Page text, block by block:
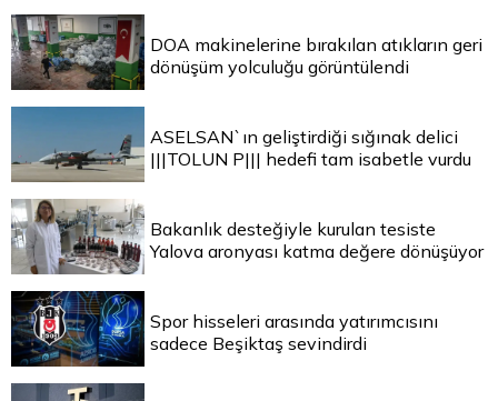
DOA makinelerine bırakılan atıkların geri
dönüşüm yolculuğu görüntülendi
ASELSAN`ın geliştirdiği sığınak delici
|||TOLUN P||| hedefi tam isabetle vurdu
Bakanlık desteğiyle kurulan tesiste
Yalova aronyası katma değere dönüşüyor
Spor hisseleri arasında yatırımcısını
sadece Beşiktaş sevindirdi